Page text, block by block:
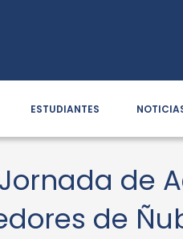
ESTUDIANTES
de
de